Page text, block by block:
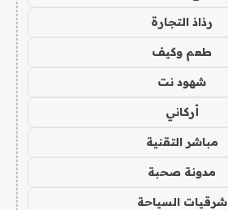
رذاذ التجارة
طعم وكيف
شهود نت
أركاني
مباشر التقنية
مدونة صحبة
شرقيات السياحة